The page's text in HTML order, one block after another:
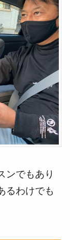
ンでもあり
るわけでも